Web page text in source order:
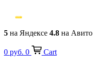
5 на Яндексе 4.8 на Авито
0 руб. 0 Cart